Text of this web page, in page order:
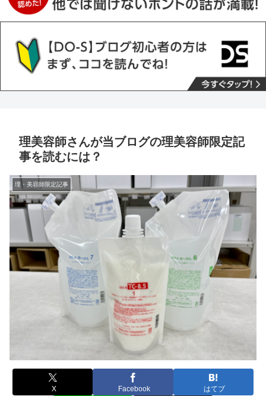
理美容師さんが当ブログの理美容師限定記
事を読むには？
理・美容師限定記事
X Facebook はてブ